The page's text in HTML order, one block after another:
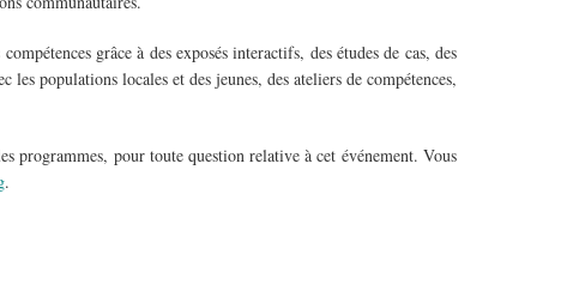
grâce à des exposés interactifs, des études de cas, des
populations locales et des jeunes, des ateliers de compétences,
programmes, pour toute question relative à cet événement. Vous
.